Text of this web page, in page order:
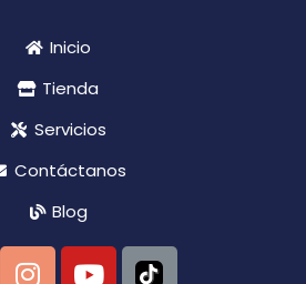
Inicio
Tienda
Servicios
Contáctanos
Blog